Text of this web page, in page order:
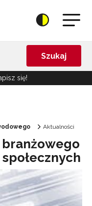
Szukaj
się!
Aktualności